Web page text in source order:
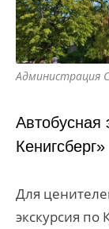
Администрация
Автобусная
Кенигсберг»
Для
экскурсия по